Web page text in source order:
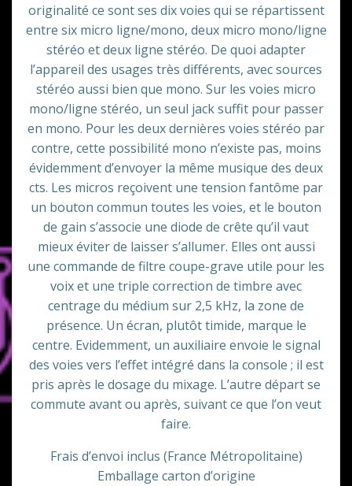
originalité ce sont ses dix voies qui se répartissent
entre six micro ligne/mono, deux micro mono/ligne
stéréo et deux ligne stéréo. De quoi adapter
l’appareil des usages très différents, avec sources
stéréo aussi bien que mono. Sur les voies micro
mono/ligne stéréo, un seul jack suffit pour passer
en mono. Pour les deux dernières voies stéréo par
contre, cette possibilité mono n’existe pas, moins
évidemment d’envoyer la même musique des deux
cts. Les micros reçoivent une tension fantôme par
un bouton commun toutes les voies, et le bouton
de gain s’associe une diode de crête qu’il vaut
mieux éviter de laisser s’allumer. Elles ont aussi
une commande de filtre coupe-grave utile pour les
voix et une triple correction de timbre avec
centrage du médium sur 2,5 kHz, la zone de
présence. Un écran, plutôt timide, marque le
centre. Evidemment, un auxiliaire envoie le signal
des voies vers l’effet intégré dans la console ; il est
pris après le dosage du mixage. L’autre départ se
commute avant ou après, suivant ce que l’on veut
faire.
Frais d’envoi inclus (France Métropolitaine)
Emballage carton d’origine